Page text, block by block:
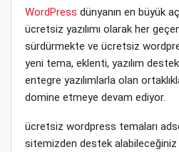
WordPress dünyanın en büyük
ücretsiz yazılımı olarak her
sürdürmekte ve ücretsiz
yeni tema, eklenti, yazılım
entegre yazılımlarla olan
domine etmeye devam ediyor.
ücretsiz wordpress temaları
sitemizden destek